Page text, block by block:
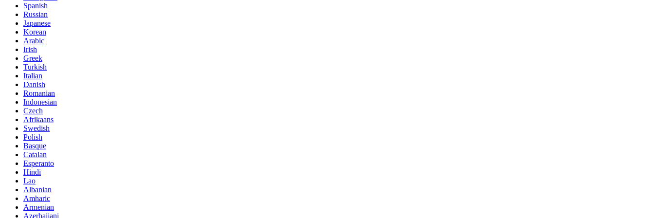
Spanish
Russian
Japanese
Korean
Arabic
Irish
Greek
Turkish
Italian
Danish
Romanian
Indonesian
Czech
Afrikaans
Swedish
Polish
Basque
Catalan
Esperanto
Hindi
Lao
Albanian
Amharic
Armenian
Azerbaijani